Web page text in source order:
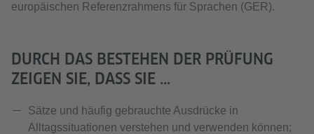
europäischen Referenzrahmens für Sprachen (GER).
DURCH DAS BESTEHEN DER PRÜFUNG
ZEIGEN SIE, DASS SIE ...
Sätze und häufig gebrauchte Ausdrücke in
Alltagssituationen verstehen und verwenden können;